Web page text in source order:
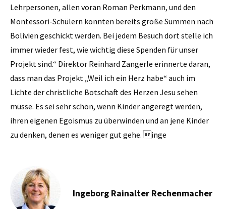
Lehrpersonen, allen voran Roman Perkmann, und den
Montessori-Schülern konnten bereits große Summen nach
Bolivien geschickt werden. Bei jedem Besuch dort stelle ich
immer wieder fest, wie wichtig diese Spenden für unser
Projekt sind.“ Direktor Reinhard Zangerle erinnerte daran,
dass man das Projekt „Weil ich ein Herz habe“ auch im
Lichte der christliche Botschaft des Herzen Jesu sehen
müsse. Es sei sehr schön, wenn Kinder angeregt werden,
ihren eigenen Egoismus zu überwinden und an jene Kinder
zu denken, denen es weniger gut gehe. inge
Ingeborg Rainalter Rechenmacher